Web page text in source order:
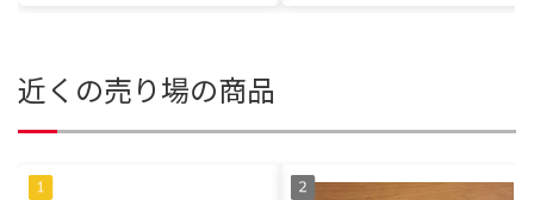
近くの売り場の商品